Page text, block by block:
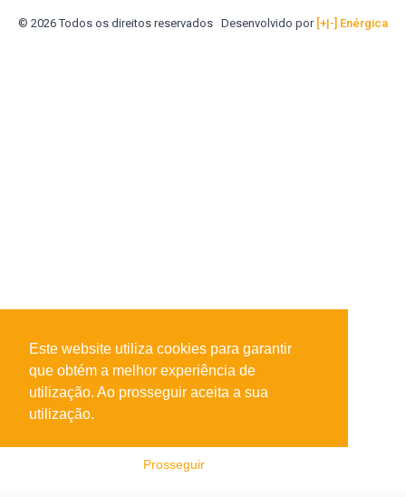
© 2026 Todos os direitos reservados Desenvolvido por [+|-] Enérgica
Este website utiliza cookies para garantir
que obtém a melhor experiência de
utilização. Ao prosseguir aceita a sua
utilização.
Prosseguir